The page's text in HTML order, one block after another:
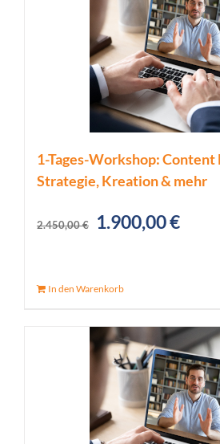
1-Tages-Workshop:
Strategie, Kreation & mehr
2.450,00€
Ursprünglicher
1.900,00€
In den Warenkorb